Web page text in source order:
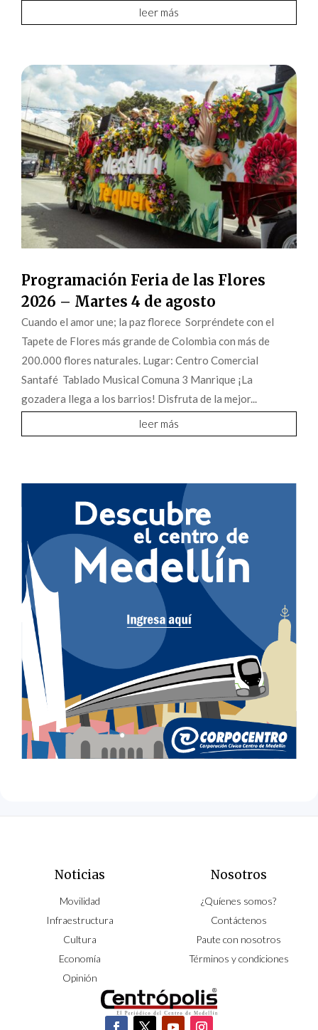
leer más
Programación Feria de las Flores
2026 – Martes 4 de agosto
Cuando el amor une; la paz florece Sorpréndete con el
Tapete de Flores más grande de Colombia con más de
200.000 flores naturales. Lugar: Centro Comercial
Santafé Tablado Musical Comuna 3 Manrique ¡La
gozadera llega a los barrios! Disfruta de la mejor...
leer más
Noticias
Movilidad
Infraestructura
Cultura
Economía
Opinión
Nosotros
¿Quíenes somos?
Contáctenos
Paute con nosotros
Términos y condiciones